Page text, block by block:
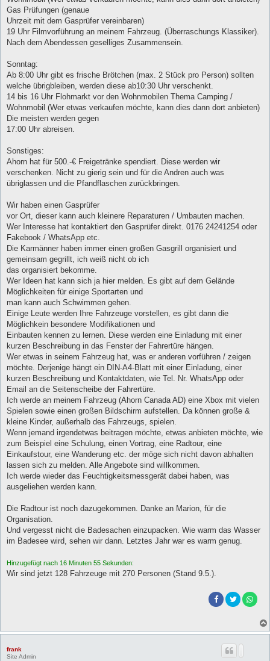
Gas Prüfungen (genaue
Uhrzeit mit dem Gasprüfer vereinbaren)
19 Uhr Filmvorführung an meinem Fahrzeug. (Überraschungs Klassiker).
Nach dem Abendessen geselliges Zusammensein.
Sonntag:
Ab 8:00 Uhr gibt es frische Brötchen (max. 2 Stück pro Person) sollten
welche übrigbleiben, werden diese ab10:30 Uhr verschenkt.
14 bis 16 Uhr Flohmarkt vor den Wohnmobilen Thema Camping /
Wohnmobil (Wer etwas verkaufen möchte, kann dies dann dort anbieten)
Die meisten werden gegen
17:00 Uhr abreisen.
Sonstiges:
Ahorn hat für 500.-€ Freigetränke spendiert. Diese werden wir
verschenken. Nicht zu gierig sein und für die Andren auch was
übriglassen und die Pfandflaschen zurückbringen.
Wir haben einen Gasprüfer
vor Ort, dieser kann auch kleinere Reparaturen / Umbauten machen.
Wer Interesse hat kontaktiert den Gasprüfer direkt. 0176 24241254 oder
Fakebook / WhatsApp etc.
Die Karmänner haben immer einen großen Gasgrill organisiert und
gemeinsam gegrillt, ich weiß nicht ob ich
das organisiert bekomme.
Wer Ideen hat kann sich ja hier melden. Es gibt auf dem Gelände
Möglichkeiten für einige Sportarten und
man kann auch Schwimmen gehen.
Einige Leute werden Ihre Fahrzeuge vorstellen, es gibt dann die
Möglichkein besondere Modifikationen und
Einbauten kennen zu lernen. Diese werden eine Einladung mit einer
kurzen Beschreibung in das Fenster der Fahrertüre hängen.
Wer etwas in seinem Fahrzeug hat, was er anderen vorführen / zeigen
möchte. Derjenige hängt ein DIN-A4-Blatt mit einer Einladung, einer
kurzen Beschreibung und Kontaktdaten, wie Tel. Nr. WhatsApp oder
Email an die Seitenscheibe der Fahrertüre.
Ich werde an meinem Fahrzeug (Ahorn Canada AD) eine Xbox mit vielen
Spielen sowie einen großen Bildschirm aufstellen. Da können große &
kleine Kinder, außerhalb des Fahrzeugs, spielen.
Wenn jemand irgendetwas beitragen möchte, etwas anbieten möchte, wie
zum Beispiel eine Schulung, einen Vortrag, eine Radtour, eine
Einkaufstour, eine Wanderung etc. der möge sich nicht davon abhalten
lassen sich zu melden. Alle Angebote sind willkommen.
Ich werde wieder das Feuchtigkeitsmessgerät dabei haben, was
ausgeliehen werden kann.
Die Radtour ist noch dazugekommen. Danke an Marion, für die
Organisation.
Und vergesst nicht die Badesachen einzupacken. Wie warm das Wasser
im Badesee wird, sehen wir dann. Letztes Jahr war es warm genug.
Hinzugefügt nach 16 Minuten 55 Sekunden:
Wir sind jetzt 128 Fahrzeuge mit 270 Personen (Stand 9.5.).
frank
Site Admin